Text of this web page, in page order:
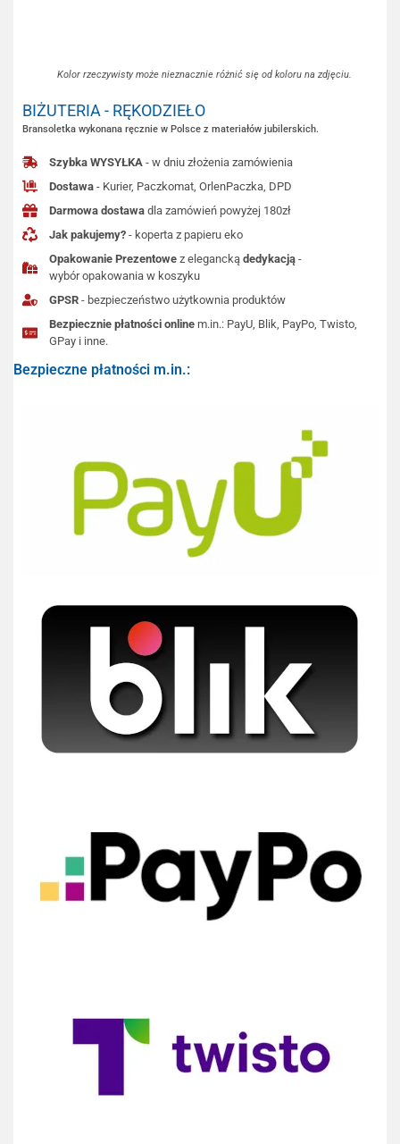
Kolor rzeczywisty może nieznacznie różnić się od koloru na zdjęciu.
BIŻUTERIA - RĘKODZIEŁO
Bransoletka wykonana ręcznie w Polsce z materiałów jubilerskich.
Szybka WYSYŁKA - w dniu złożenia zamówienia
Dostawa - Kurier, Paczkomat, OrlenPaczka, DPD
Darmowa dostawa dla zamówień powyżej 180zł
Jak pakujemy? - koperta z papieru eko
Opakowanie Prezentowe z eleganckądedykacją -
wybór opakowania w koszyku
GPSR - bezpieczeństwo użytkownia produktów
Bezpiecznie płatności online m.in.: PayU, Blik, PayPo, Twisto,
GPay i inne.
Bezpieczne płatności m.in.: